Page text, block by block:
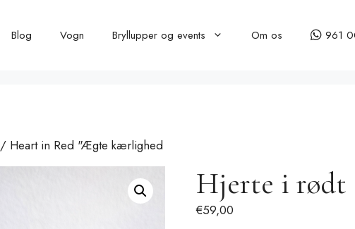
Blog Vogn Bryllupper og events Om os 961
/ Heart in Red "Ægte kærlighed
Hjerte i
€59,00